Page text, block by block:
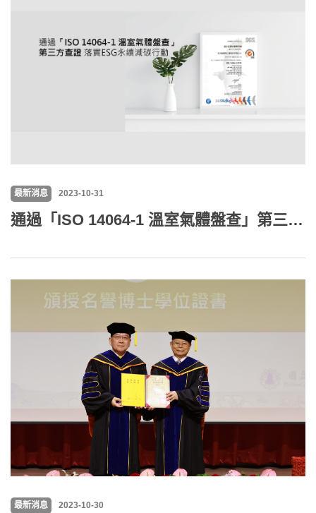
最新消息 2023-10-31
通過「ISO 14064-1 溫室氣體盤查」第三方查證 落實ESG永續減碳行動
最新消息 2023-10-30